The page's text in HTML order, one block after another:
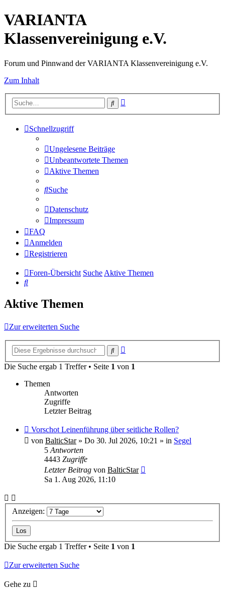
VARIANTA
Klassenvereinigung e.V.
Forum und Pinnwand der VARIANTA Klassenvereinigung e.V.
Zum Inhalt
Suche
Schnellzugriff
Ungelesene Beiträge
Unbeantwortete Themen
Aktive Themen
Suche
Datenschutz
Impressum
FAQ
Anmelden
Registrieren
Foren-Übersicht SucheAktive Themen
Suche
Aktive Themen
Zur erweiterten Suche
Suche
Die Suche ergab 1 Treffer • Seite 1 von 1
Themen
Antworten
Zugriffe
Letzter Beitrag
Neuer
Beitrag
Vorschot Leinenführung über seitliche Rollen?
von BalticStar» Do 30. Jul 2026, 10:21 » in Segel
5 Antworten
4443 Zugriffe
Letzter Beitrag von BalticStar
Sa 1. Aug 2026, 11:10
Anzeigen:
Die Suche ergab 1 Treffer • Seite 1 von 1
Zur erweiterten Suche
Gehe zu